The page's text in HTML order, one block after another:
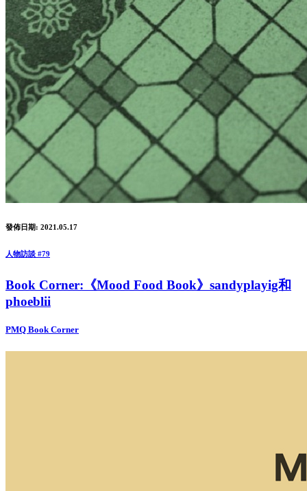
發佈日期: 2021.05.17
人物訪談 #79
Book Corner:《Mood Food Book》sandyplayig和
phoeblii
PMQ Book Corner